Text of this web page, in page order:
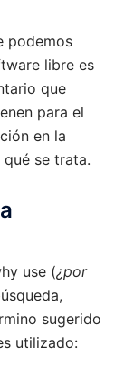
podemos
libre es
que
para el
en la
se trata.
use (¿por
sugerido
utilizado: